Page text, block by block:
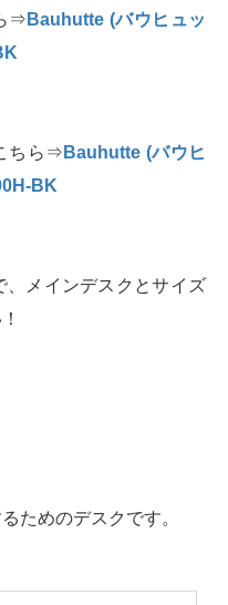
⇒ Bauhutte (バウヒュッ
ちら⇒ Bauhutte (バウヒ
BK
、メインデスクとサイズ
ためのデスクです。